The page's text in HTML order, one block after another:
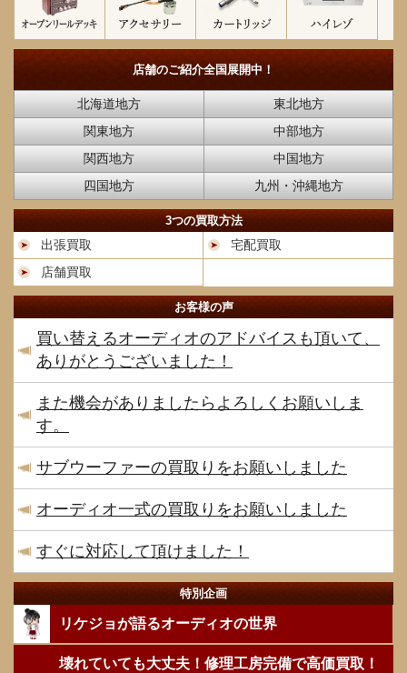
店舗のご紹介全国展開中！
北海道地方
東北地方
関東地方
中部地方
関西地方
中国地方
四国地方
九州・沖縄地方
3つの買取方法
出張買取
宅配買取
店舗買取
お客様の声
買い替えるオーディオのアドバイスも頂いて、
ありがとうございました！
また機会がありましたらよろしくお願いしま
す。
サブウーファーの買取りをお願いしました
オーディオ一式の買取りをお願いしました
すぐに対応して頂けました！
特別企画
リケジョが語るオーディオの世界
壊れていても大丈夫！修理工房完備で高価買取！